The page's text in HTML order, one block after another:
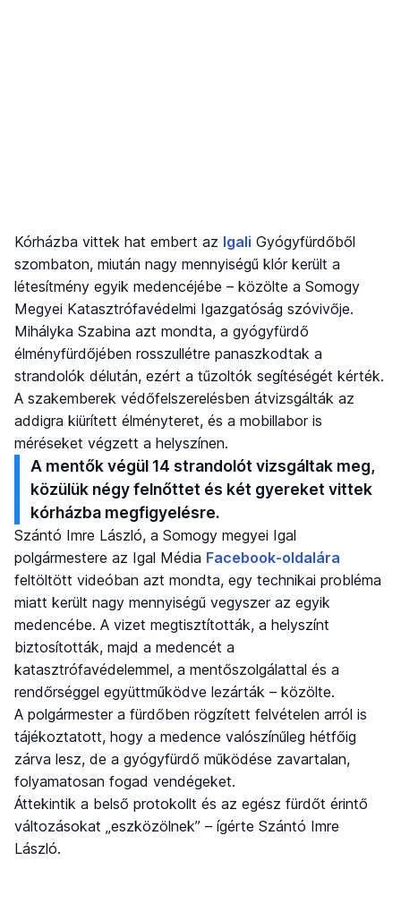
Kórházba vittek hat embert az Igali Gyógyfürdőből
szombaton, miután nagy mennyiségű klór került a
létesítmény egyik medencéjébe – közölte a Somogy
Megyei Katasztrófavédelmi Igazgatóság szóvivője.
Mihályka Szabina azt mondta, a gyógyfürdő
élményfürdőjében rosszullétre panaszkodtak a
strandolók délután, ezért a tűzoltók segítéségét kérték.
A szakemberek védőfelszerelésben átvizsgálták az
addigra kiürített élményteret, és a mobillabor is
méréseket végzett a helyszínen.
A mentők végül 14 strandolót vizsgáltak meg,
közülük négy felnőttet és két gyereket vittek
kórházba megfigyelésre.
Szántó Imre László, a Somogy megyei Igal
polgármestere az Igal Média Facebook-oldalára
feltöltött videóban azt mondta, egy technikai probléma
miatt került nagy mennyiségű vegyszer az egyik
medencébe. A vizet megtisztították, a helyszínt
biztosították, majd a medencét a
katasztrófavédelemmel, a mentőszolgálattal és a
rendőrséggel együttműködve lezárták – közölte.
A polgármester a fürdőben rögzített felvételen arról is
tájékoztatott, hogy a medence valószínűleg hétfőig
zárva lesz, de a gyógyfürdő működése zavartalan,
folyamatosan fogad vendégeket.
Áttekintik a belső protokollt és az egész fürdőt érintő
változásokat „eszközölnek” – ígérte Szántó Imre
László.